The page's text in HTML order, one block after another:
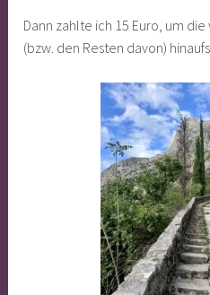
Dann zahlte ich 15 Euro, um
(bzw. den Resten davon)